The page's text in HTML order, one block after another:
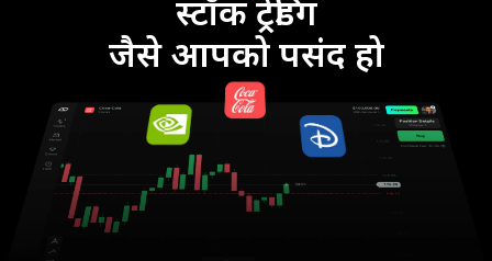
स्टॉक ट्रेडिंग
जैसे आपको पसंद हो